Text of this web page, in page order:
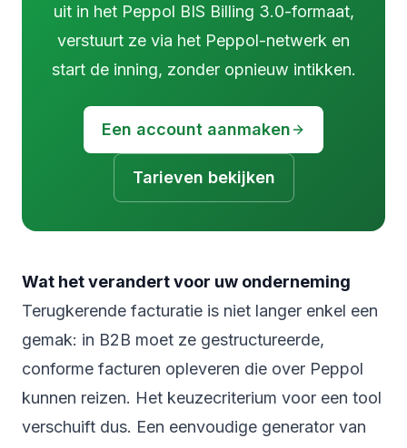
uit in het Peppol BIS Billing 3.0-formaat,
verstuurt ze via het Peppol-netwerk en
start de inning, zonder opnieuw intikken.
Een account aanmaken
Tarieven bekijken
Wat het verandert voor uw onderneming
Terugkerende facturatie is niet langer enkel een
gemak: in B2B moet ze gestructureerde,
conforme facturen opleveren die over Peppol
kunnen reizen. Het keuzecriterium voor een tool
verschuift dus. Een eenvoudige generator van